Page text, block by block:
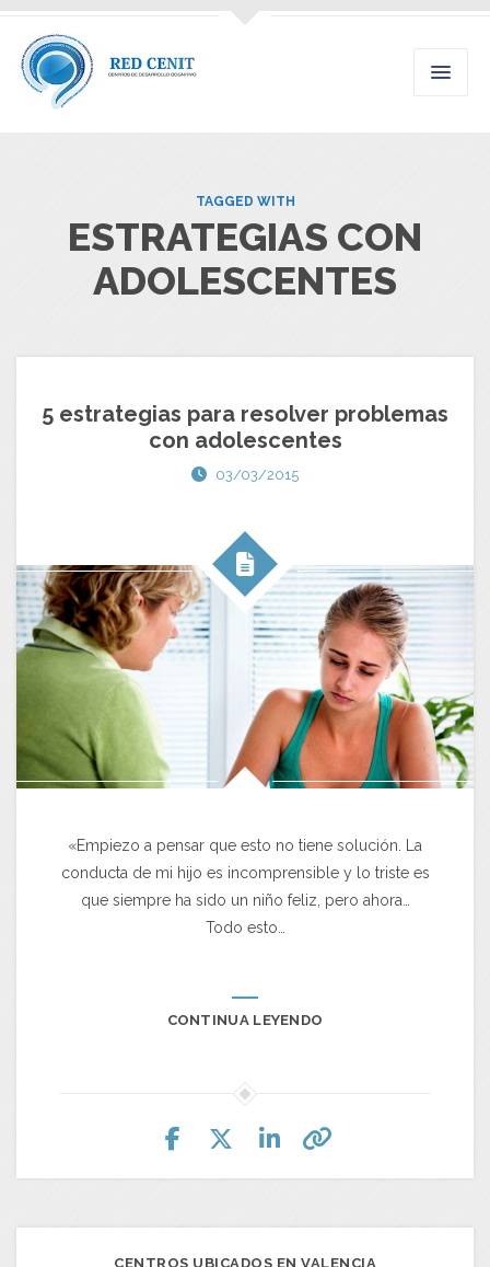
TAGGED WITH
ESTRATEGIAS CON
ADOLESCENTES
5 estrategias para resolver problemas
con adolescentes
03/03/2015
«Empiezo a pensar que esto no tiene solución. La
conducta de mi hijo es incomprensible y lo triste es
que siempre ha sido un niño feliz, pero ahora…
Todo esto…
CONTINUA LEYENDO
CENTROS UBICADOS EN VALENCIA